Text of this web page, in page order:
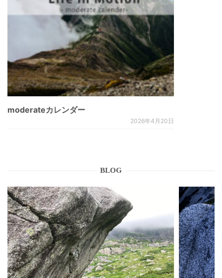
moderateカレンダー
2026年4月20日
BLOG